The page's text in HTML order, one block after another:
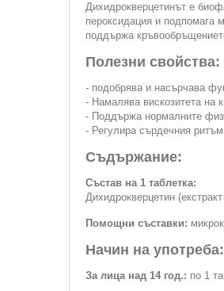
Дихидрокверцетинът е
пероксидация и подпомага
поддържа
Полезни свойства:
- подобрява и насърчава
- Намалява вискозитета на
- Поддържа нормалните
- Регулира сърдечния
Съдържание:
Състав на 1 таблетка:
Дихидрокверцетин
Помощни съставки:
Начин на употреба:
За лица над 14 год.: по 1